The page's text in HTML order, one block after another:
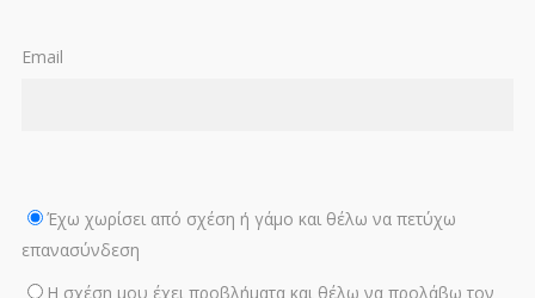
Email
Έχω χωρίσει από σχέση ή γάμο και θέλω να πετύχω
επανασύνδεση
Η σχέση μου έχει προβλήματα και θέλω να προλάβω τον